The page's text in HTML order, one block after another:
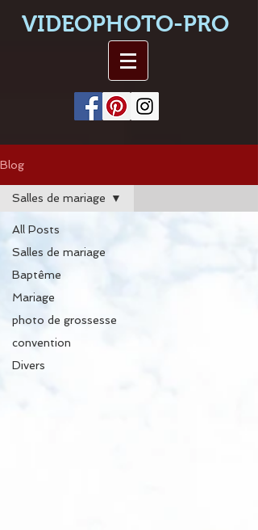
VIDEOPHOTO-PRO
Blog
All Posts
Salles de mariage
Baptême
Mariage
photo de grossesse
convention
Divers
Salles de mariage